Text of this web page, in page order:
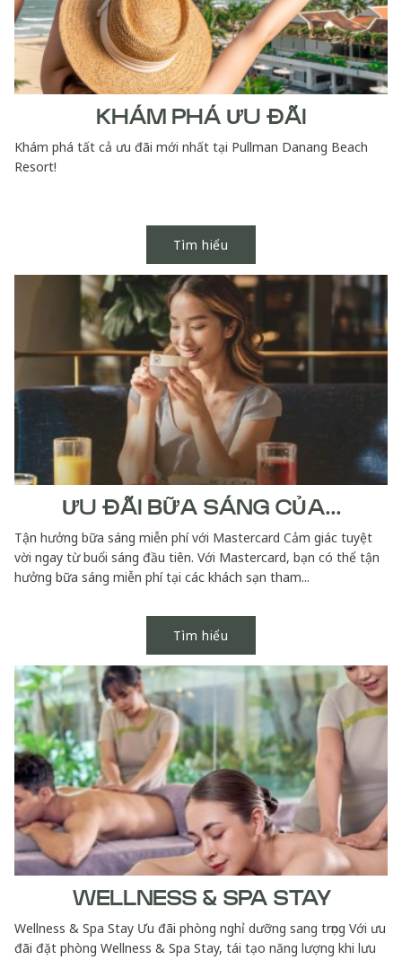
KHÁM PHÁ ƯU ĐÃI
Khám phá tất cả ưu đãi mới nhất tại Pullman Danang Beach
Resort!
Tìm hiểu
ƯU ĐÃI BỮA SÁNG CỦA...
Tận hưởng bữa sáng miễn phí với Mastercard Cảm giác tuyệt
vời ngay từ buổi sáng đầu tiên. Với Mastercard, bạn có thể tận
hưởng bữa sáng miễn phí tại các khách sạn tham...
Tìm hiểu
WELLNESS & SPA STAY
Wellness & Spa Stay Ưu đãi phòng nghỉ dưỡng sang trọng Với ưu
đãi đặt phòng Wellness & Spa Stay, tái tạo năng lượng khi lưu